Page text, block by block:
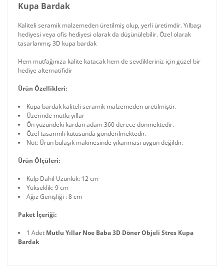
Kupa Bardak
Kaliteli seramik malzemeden üretilmiş olup, yerli üretimdir. Yılbaşı
hediyesi veya ofis hediyesi olarak da düşünülebilir. Özel olarak
tasarlanmış 3D kupa bardak
Hem mutfağınıza kalite katacak hem de sevdikleriniz için güzel bir
hediye alternatifidir
Ürün Özellikleri:
Kupa bardak kaliteli seramik malzemeden üretilmiştir.
Üzerinde mutlu yıllar
Ön yüzündeki kardan adam 360 derece dönmektedir.
Özel tasarımlı kutusunda gönderilmektedir.
Not: Ürün bulaşık makinesinde yıkanması uygun değildir.
Ürün Ölçüleri:
Kulp Dahil Uzunluk: 12 cm
Yükseklik: 9 cm
Ağız Genişliği : 8 cm
Paket İçeriği:
1 Adet Mutlu Yıllar Noe Baba 3D Döner Objeli Stres Kupa
Bardak